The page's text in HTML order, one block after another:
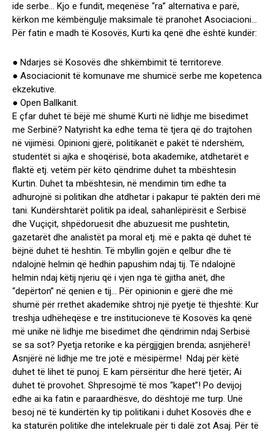
ide serbe… Kjo e fundit, meqenëse “ra” alternativa e parë,
kërkon me këmbëngulje maksimale të pranohet Asociacioni…
Për fatin e madh të Kosovës, Kurti ka qenë dhe është kundër:
● Ndarjes së Kosovës dhe shkëmbimit të territoreve.
● Asociacionit të komunave me shumicë serbe me kopetenca
ekzekutive.
● Open Ballkanit.
E çfar duhet të bëjë më shumë Kurti në lidhje me bisedimet
me Serbinë? Natyrisht ka edhe tema të tjera që do trajtohen
në vijimësi. Opinioni gjerë, politikanët e pakët të ndershëm,
studentët si ajka e shoqërisë, bota akademike, atdhetarët e
flaktë etj. vetëm për këto qëndrime duhet ta mbështesin
Kurtin. Duhet ta mbështesin, në mendimin tim edhe ta
adhurojnë si politikan dhe atdhetar i pakapur të paktën deri më
tani. Kundërshtarët politik pa ideal, sahanlëpirësit e Serbisë
dhe Vuçiçit, shpëdoruesit dhe abuzuesit me pushtetin,
gazetarët dhe analistët pa moral etj. më e pakta që duhet të
bëjnë duhet të heshtin. Të mbyllin gojën e qelbur dhe të
ndalojnë helmin që hedhin papushim ndaj tij. Të ndalojnë
helmin ndaj këtij njeriu që i vjen nga të gjitha anët, dhe
“depërton” në qenien e tij… Për opinionin e gjerë dhe më
shumë për rrethet akademike shtroj një pyetje të thjeshtë: Kur
treshja udhëheqëse e tre institucioneve të Kosovës ka qenë
më unike në lidhje me bisedimet dhe qëndrimin ndaj Serbisë
se sa sot? Pyetja retorike e ka përgjjgjen brenda; asnjëherë!
Asnjërë në lidhje me tre jotë e mësipërme! Ndaj për këtë
duhet të lihet të punoj. E kam përsëritur dhe herë tjetër; Ai
duhet të provohet. Shpresojmë të mos “kapet”! Po devijoj
edhe ai ka fatin e paraardhësve, do dështojë me turp. Unë
besoj në të kundërtën ky tip politikani i duhet Kosovës dhe e
ka staturën politike dhe intelekruale për ti dalë zot Asaj. Për të